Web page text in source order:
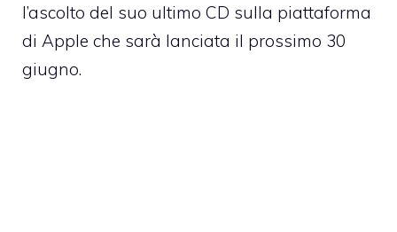
l’ascolto del suo ultimo CD sulla piattaforma
di Apple che sarà lanciata il prossimo 30
giugno.